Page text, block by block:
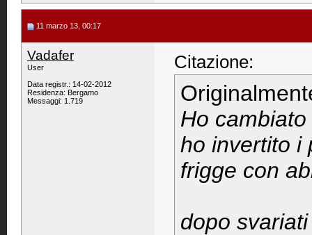
11 marzo 13, 00:17
Vadafer
User
Data registr.: 14-02-2012
Residenza: Bergamo
Messaggi: 1.719
Citazione:
Ho
ho invertito i
frigge con
dopo